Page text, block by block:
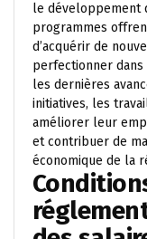
le développement
programmes
d’acquérir de
perfectionner
les dernières
initiatives, les
améliorer leur
et contribuer de
économique de la